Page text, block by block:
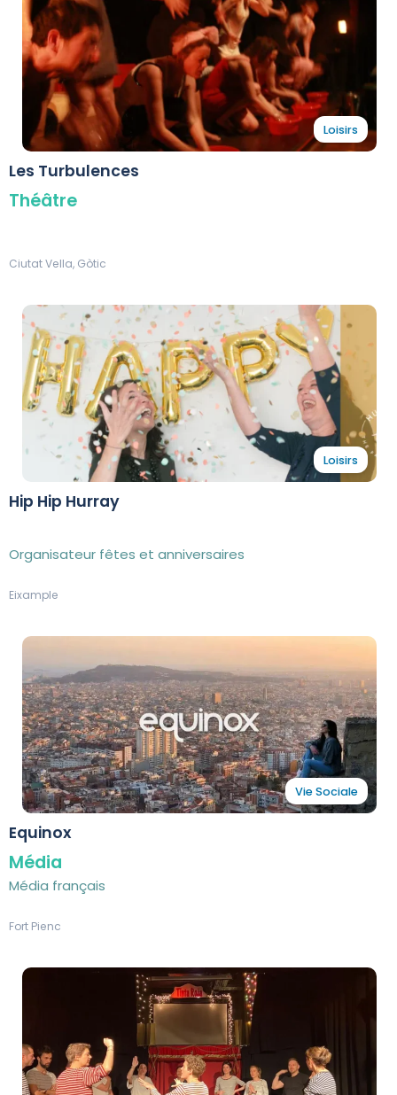
Loisirs
Les Turbulences
Théâtre
Ciutat Vella, Gòtic
Loisirs
Hip Hip Hurray
Organisateur fêtes et anniversaires
Eixample
Vie Sociale
Equinox
Média
Média français
Fort Pienc